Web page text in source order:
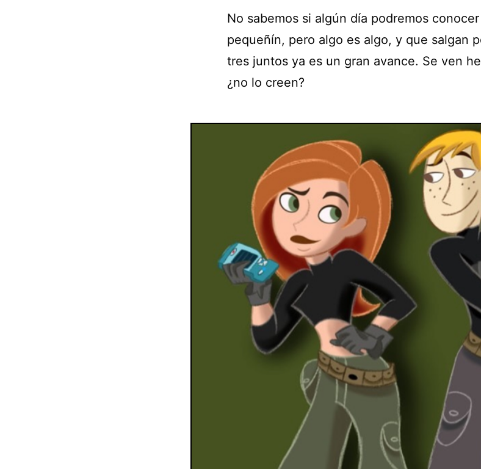
No sabemos si algún día podremos
pequeñín, pero algo es algo, y que salgan
tres juntos ya es un gran avance. Se ven
¿no lo creen?